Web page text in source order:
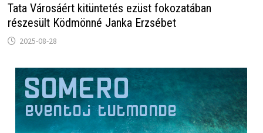
Tata Városáért kitüntetés ezüst fokozatában
részesült Ködmönné Janka Erzsébet
2025-08-28